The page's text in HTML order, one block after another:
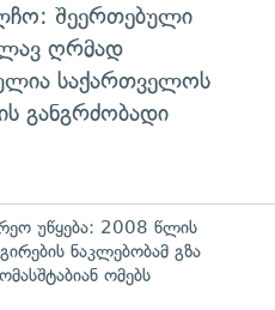
შეერთებული
ღრმად
საქართველოს
განგრძობადი
უწყება: 2008 წლის
ნაკლებობამ გზა
ომებს